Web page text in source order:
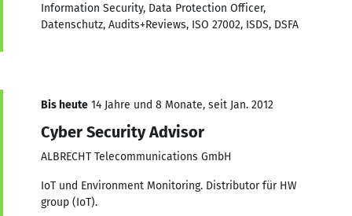
Information Security, Data Protection Officer,
Datenschutz, Audits+Reviews, ISO 27002, ISDS, DSFA
Bis heute 14 Jahre und 8 Monate, seit Jan. 2012
Cyber Security Advisor
ALBRECHT Telecommunications GmbH
IoT und Environment Monitoring. Distributor für HW
group (IoT).